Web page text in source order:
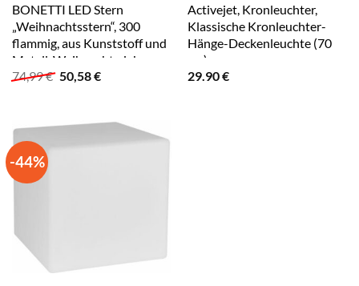
BONETTI LED Stern
„Weihnachtsstern“, 300
flammig, aus Kunststoff und
Metall, Weihnachtsdeko
aussen schwarz
74,99€ Ursprünglicher
50,58€Aktueller
Activejet, Kronleuchter,
Klassische Kronleuchter-
Hänge-Deckenleuchte (70
cm)
29.90€
-44%